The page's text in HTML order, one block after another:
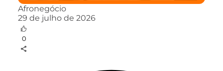
Afronegócio
29 de julho de 2026
0